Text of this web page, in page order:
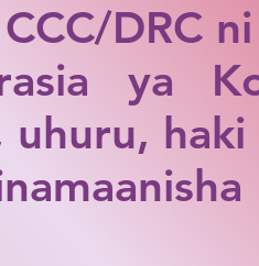
DRC
ya
haki